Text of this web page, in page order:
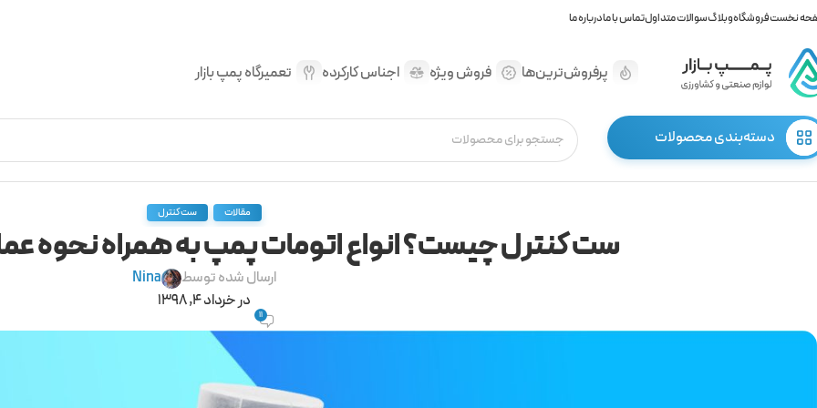
نخستفروشگاهوبلاگسوالات متداولتماس با مادرباره ما
پرفروش‌ترین‌ها فروش ویژه اجناس کارکرده تعمیرگاه پمپ بازار
دسته‌بندی محصولات
مقالات ست کنترل
ست کنترل چیست؟ انواع اتومات پمپ به همراه نحوه
ارسال شده توسط
Nina
در خرداد 4, 1398
11